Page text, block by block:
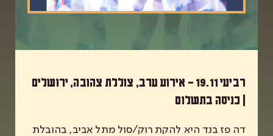
רביעי 19.11 – אירוע ערב, צוללת צהובה, ירושלים
| כניסה בתשלום
דה פז בנד היא להקת רוק/סול מתל אביב, בהובלת